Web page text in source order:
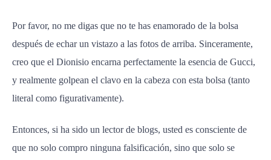
Por favor, no me digas que no te has enamorado de la bolsa
después de echar un vistazo a las fotos de arriba. Sinceramente,
creo que el Dionisio encarna perfectamente la esencia de Gucci,
y realmente golpean el clavo en la cabeza con esta bolsa (tanto
literal como figurativamente).
Entonces, si ha sido un lector de blogs, usted es consciente de
que no solo compro ninguna falsificación, sino que solo se